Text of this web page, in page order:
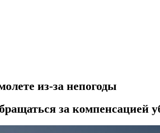
из-за непогоды
за компенсацией